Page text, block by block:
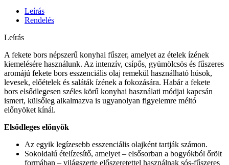
Leírás
Rendelés
Leírás
A fekete bors népszerű konyhai fűszer, amelyet az ételek ízének
kiemelésére használunk. Az intenzív, csípős, gyümölcsös és fűszeres
aromájú fekete bors esszenciális olaj remekül használható húsok,
levesek, előételek és saláták ízének a fokozására. Habár a fekete
bors elsődlegesen széles körű konyhai használati módjai kapcsán
ismert, külsőleg alkalmazva is ugyanolyan figyelemre méltó
előnyöket kínál.
Elsődleges előnyök
Az egyik legízesebb esszenciális olajként tartják számon.
Sokoldalú ételízesítő, amelyet – elsősorban a bogyókból őrölt
formában – világszerte előszeretettel használnak sós-fűszeres